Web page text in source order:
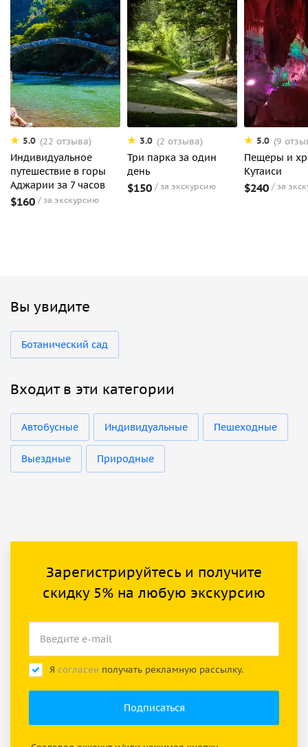
5.0 (22 отзыва)
Индивидуальное
путешествие в горы
Аджарии за 7 часов
$160 за экскурсию
3.0 (2 отзыва)
Три парка за один
день
$150 за экскурсию
5.0 (9
Пещеры и
Кутаиси
$240 за
Вы увидите
Ботанический сад
Входит в эти категории
Автобусные Индивидуальные Пешеходные
Выездные Природные
Зарегистрируйтесь и получите
скидку 5% на любую экскурсию
Я согласен получать рекламную рассылку.